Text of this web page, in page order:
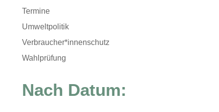
Termine
Umweltpolitik
Verbraucher*innenschutz
Wahlprüfung
Nach Datum: